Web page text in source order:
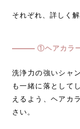
それぞれ、詳しく解
①ヘアカラ
洗浄力の強いシャ
も一緒に落として
えるよう、ヘアカ
さい。